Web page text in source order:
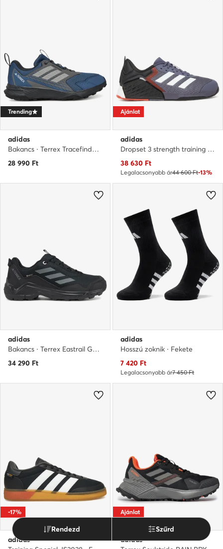
Trending
adidas
Bakancs · Terrex Tracefinder 2 JI0958 · Sötétkék
28 990 Ft
Ajánlat
adidas
Dropset 3 strength training JR1670 · Edzőtermi cipők
Aktuális ár
38 630 Ft
Legalacsonyabb ár44 600 Ft-13%
adidas
Bakancs · Terrex Eastrail GORE-TEX IH1162 · Fekete
34 290 Ft
adidas
Hosszú zoknik · Fekete
Aktuális ár
7 420 Ft
Legalacsonyabb ár7 450 Ft
-17%
adidas
Ajánlat
adidas
Rendezd Szűrd